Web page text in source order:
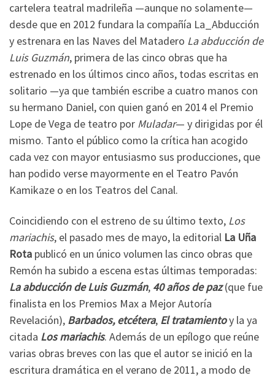
cartelera teatral madrileña —aunque no solamente—
desde que en 2012 fundara la compañía La_Abducción
y estrenara en las Naves del Matadero La abducción de
Luis Guzmán, primera de las cinco obras que ha
estrenado en los últimos cinco años, todas escritas en
solitario —ya que también escribe a cuatro manos con
su hermano Daniel, con quien ganó en 2014 el Premio
Lope de Vega de teatro por Muladar— y dirigidas por él
mismo. Tanto el público como la crítica han acogido
cada vez con mayor entusiasmo sus producciones, que
han podido verse mayormente en el Teatro Pavón
Kamikaze o en los Teatros del Canal.
Coincidiendo con el estreno de su último texto, Los
mariachis, el pasado mes de mayo, la editorial La Uña
Rota publicó en un único volumen las cinco obras que
Remón ha subido a escena estas últimas temporadas:
La abducción de Luis Guzmán, 40 años de paz(que fue
finalista en los Premios Max a Mejor Autoría
Revelación), Barbados, etcétera, El tratamientoy la ya
citada Los mariachis. Además de un epílogo que reúne
varias obras breves con las que el autor se inició en la
escritura dramática en el verano de 2011, a modo de